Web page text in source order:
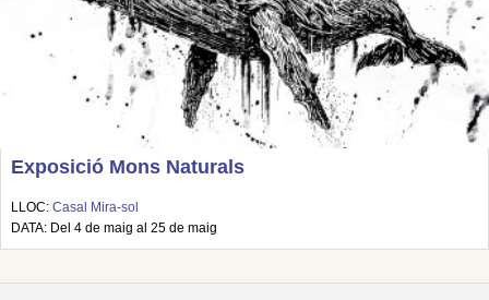
Exposició Mons Naturals
LLOC: Casal Mira-sol
DATA: Del 4 de maig al 25 de maig